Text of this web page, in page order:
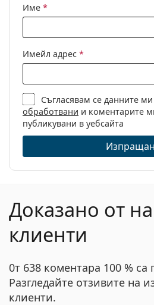
Име *
Имейл адрес *
Съгласявам се данните ми
обработвани и коментарите
публикувани в уебсайта
Доказано от
клиенти
0т 638 коментара 100 %
Разгледайте отзивите на
клиенти.